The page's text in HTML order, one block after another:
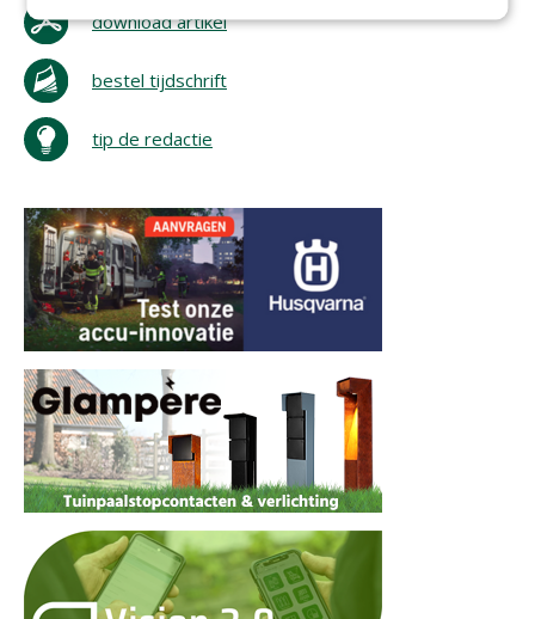
download artikel
bestel tijdschrift
tip de redactie